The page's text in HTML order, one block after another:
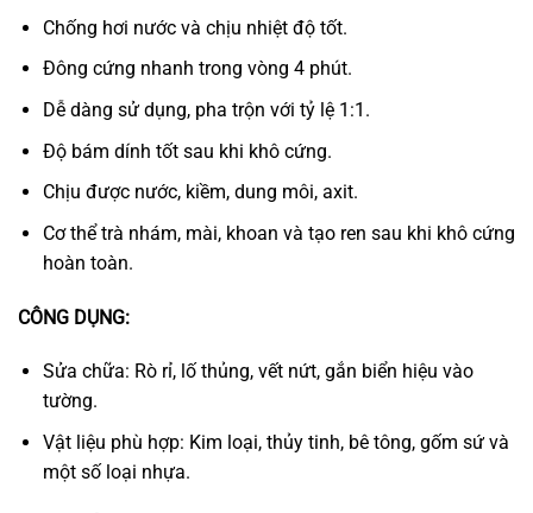
Chống hơi nước và chịu nhiệt độ tốt.
Đông cứng nhanh trong vòng 4 phút.
Dễ dàng sử dụng, pha trộn với tỷ lệ 1:1.
Độ bám dính tốt sau khi khô cứng.
Chịu được nước, kiềm, dung môi, axit.
Cơ thể trà nhám, mài, khoan và tạo ren sau khi khô cứng
hoàn toàn.
CÔNG DỤNG:
Sửa chữa: Rò rỉ, lố thủng, vết nứt, gắn biển hiệu vào
tường.
Vật liệu phù hợp: Kim loại, thủy tinh, bê tông, gốm sứ và
một số loại nhựa.